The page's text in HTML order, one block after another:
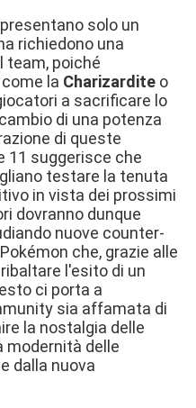
solo un
richiedono una
team, poiché
la Charizardite o
a sacrificare lo
di una potenza
di queste
11 suggerisce che
testare la tenuta
in vista dei prossimi
dovranno dunque
nuove counter-
che, grazie alle
l'esito di un
ci porta a
sia affamata di
la nostalgia delle
modernità delle
dalla nuova